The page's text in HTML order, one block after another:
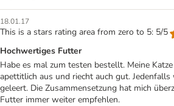
18.01.17
This is a stars rating area from zero to 5: 5/5
Hochwertiges Futter
Habe es mal zum testen bestellt. Meine
apettitlich aus und riecht auch gut.
geleert. Die Zusammensetzung hat mich
Futter immer weiter empfehlen.